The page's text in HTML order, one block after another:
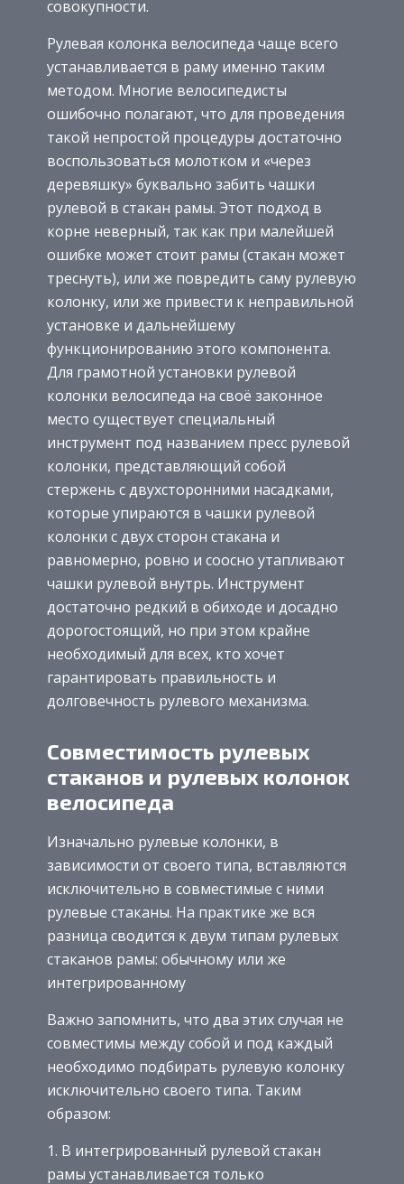
совокупности.
Рулевая колонка велосипеда чаще всего
устанавливается в раму именно таким
методом. Многие велосипедисты
ошибочно полагают, что для проведения
такой непростой процедуры достаточно
воспользоваться молотком и «через
деревяшку» буквально забить чашки
рулевой в стакан рамы. Этот подход в
корне неверный, так как при малейшей
ошибке может стоит рамы (стакан может
треснуть), или же повредить саму рулевую
колонку, или же привести к неправильной
установке и дальнейшему
функционированию этого компонента.
Для грамотной установки рулевой
колонки велосипеда на своё законное
место существует специальный
инструмент под названием пресс рулевой
колонки, представляющий собой
стержень с двухсторонними насадками,
которые упираются в чашки рулевой
колонки с двух сторон стакана и
равномерно, ровно и соосно утапливают
чашки рулевой внутрь. Инструмент
достаточно редкий в обиходе и досадно
дорогостоящий, но при этом крайне
необходимый для всех, кто хочет
гарантировать правильность и
долговечность рулевого механизма.
Совместимость рулевых
стаканов и рулевых колонок
велосипеда
Изначально рулевые колонки, в
зависимости от своего типа, вставляются
исключительно в совместимые с ними
рулевые стаканы. На практике же вся
разница сводится к двум типам рулевых
стаканов рамы: обычному или же
интегрированному
Важно запомнить, что два этих случая не
совместимы между собой и под каждый
необходимо подбирать рулевую колонку
исключительно своего типа. Таким
образом:
В интегрированный рулевой стакан
рамы устанавливается только